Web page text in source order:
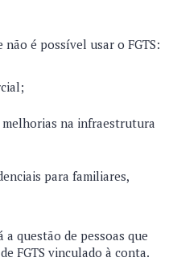
é possível usar o FGTS:
na infraestrutura
para familiares,
questão de pessoas que
FGTS vinculado à conta.